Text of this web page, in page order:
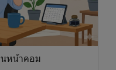
หน้าคอม